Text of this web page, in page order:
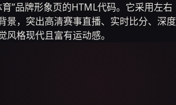
”品牌形象页的HTML代码。它采用左右
景，突出高清赛事直播、实时比分、深度
格现代且富有运动感。